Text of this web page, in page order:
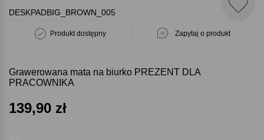
DESKPADBIG_BROWN_005
Produkt dostępny Zapytaj o produkt
Grawerowana mata na biurko PREZENT DLA
PRACOWNIKA
139,90 zł